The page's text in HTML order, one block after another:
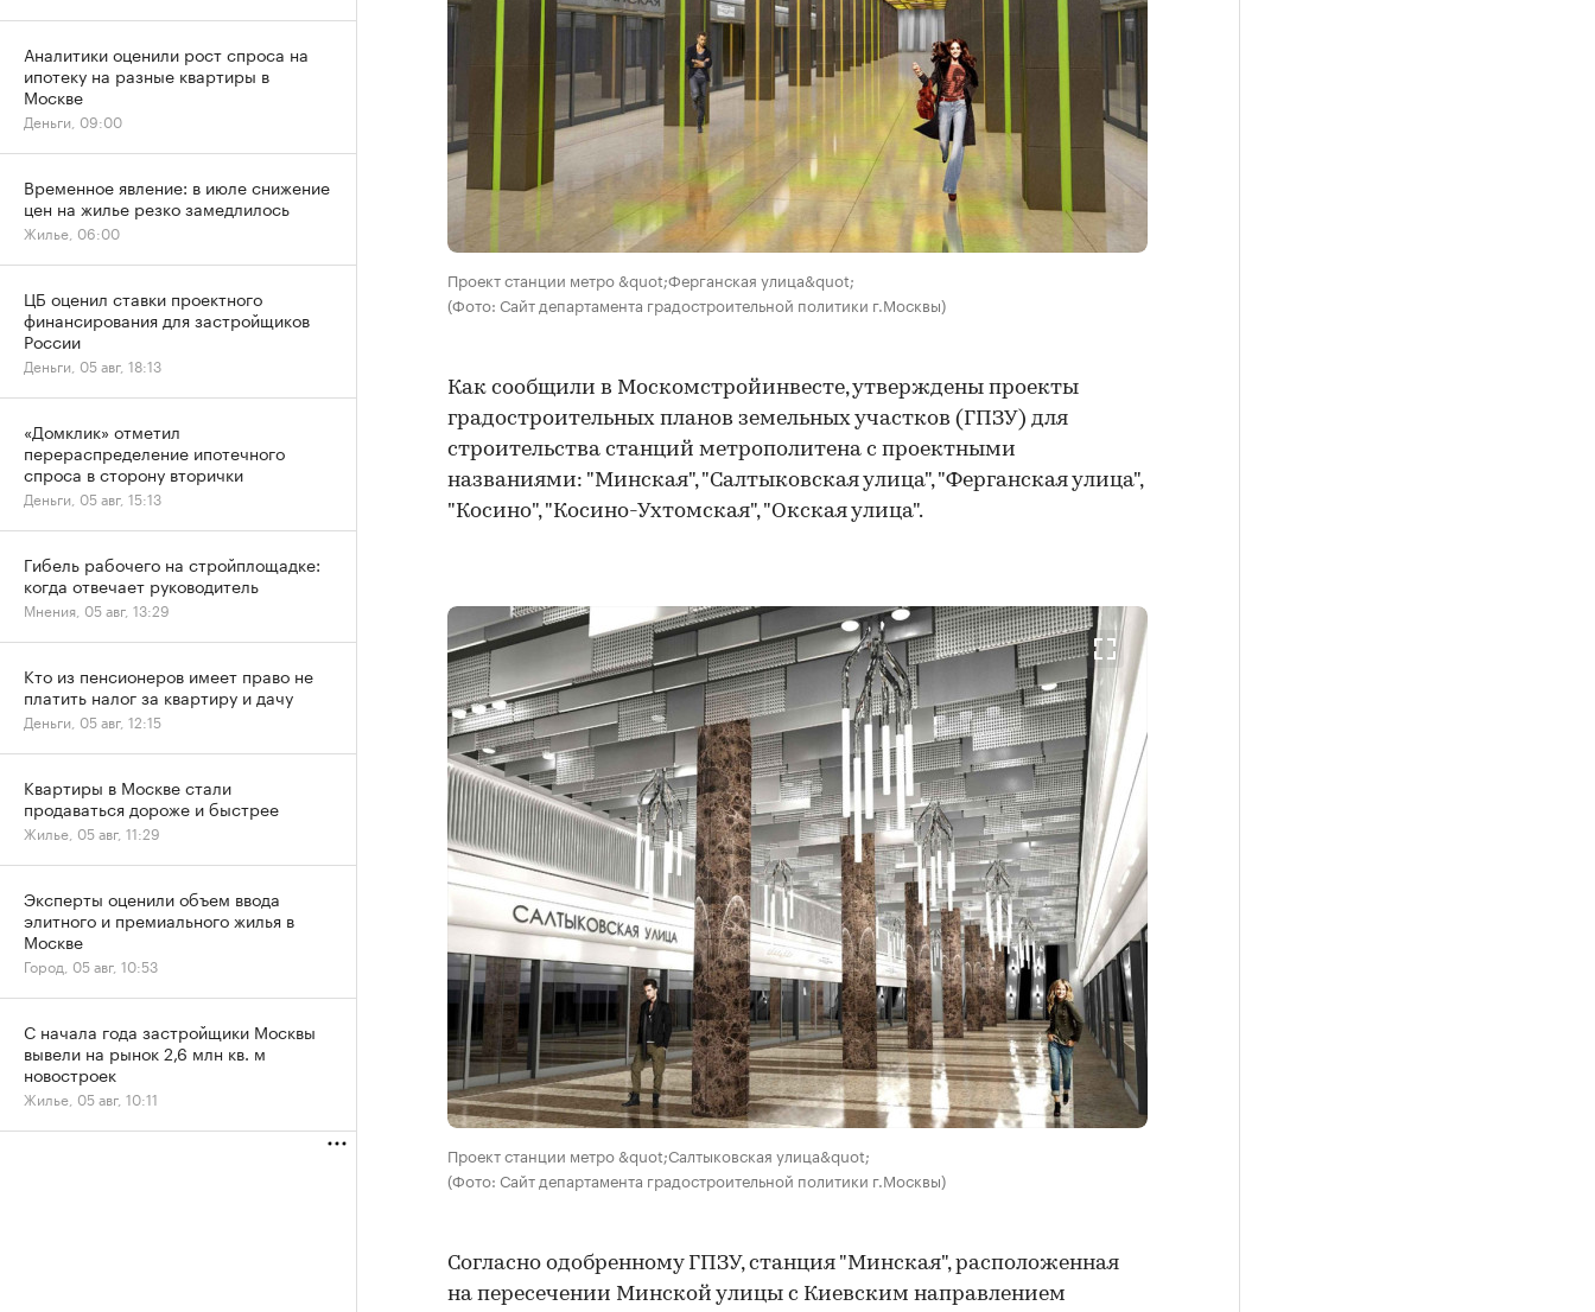
Проект станции метро &quot;Ферганская улица&quot;
(Фото: Сайт департамента градостроительной политики г.Москвы)
Как сообщили в Москомстройинвесте, утверждены проекты
градостроительных планов земельных участков (ГПЗУ) для
строительства станций метрополитена с проектными
названиями: "Минская", "Салтыковская улица", "Ферганская улица",
"Косино", "Косино-Ухтомская", "Окская улица".
00:00 / 00:00
Проект станции метро &quot;Салтыковская улица&quot;
(Фото: Сайт департамента градостроительной политики г.Москвы)
Согласно одобренному ГПЗУ, станция "Минская", расположенная
на пересечении Минской улицы с Киевским направлением
Аналитики оценили рост спроса на
ипотеку на разные квартиры в
Москве
Деньги, 09:00
Временное явление: в июле снижение
цен на жилье резко замедлилось
Жилье, 06:00
ЦБ оценил ставки проектного
финансирования для застройщиков
России
Деньги, 05 авг, 18:13
«Домклик» отметил
перераспределение ипотечного
спроса в сторону вторички
Деньги, 05 авг, 15:13
Гибель рабочего на стройплощадке:
когда отвечает руководитель
Мнения, 05 авг, 13:29
Кто из пенсионеров имеет право не
платить налог за квартиру и дачу
Деньги, 05 авг, 12:15
Квартиры в Москве стали
продаваться дороже и быстрее
Жилье, 05 авг, 11:29
Эксперты оценили объем ввода
элитного и премиального жилья в
Москве
Город, 05 авг, 10:53
С начала года застройщики Москвы
вывели на рынок 2,6 млн кв. м
новостроек
Жилье, 05 авг, 10:11